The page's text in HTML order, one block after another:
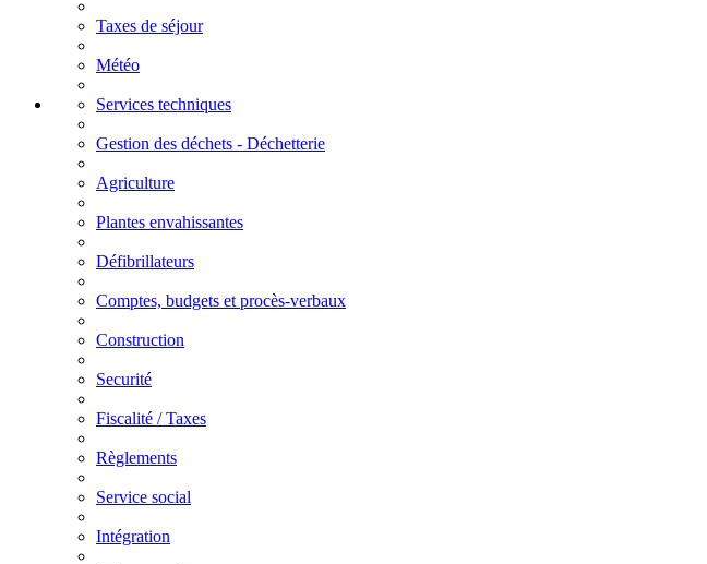
Taxes de séjour
Météo
Services techniques
Gestion des déchets - Déchetterie
Agriculture
Plantes envahissantes
Défibrillateurs
Comptes, budgets et procès-verbaux
Construction
Securité
Fiscalité / Taxes
Règlements
Service social
Intégration